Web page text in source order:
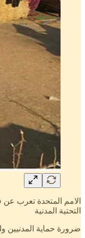
الامم المتحدة تعرب عن
التحتية المدنية
ضرورة حماية المدنيين